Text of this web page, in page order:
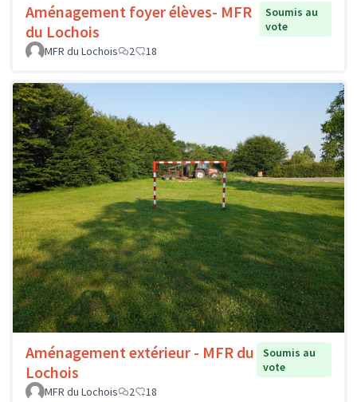
Aménagement foyer élèves- MFR
du Lochois
Soumis au
vote
MFR du Lochois
2 18
Aménagement extérieur - MFR du
Lochois
Soumis au
vote
MFR du Lochois
2 18